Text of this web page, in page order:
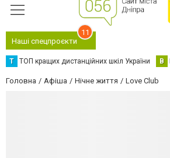
Наші спецпроєкти
11
Т ТОП кращих дистанційних шкіл України В
Головна Афіша Нічне життя Love Club